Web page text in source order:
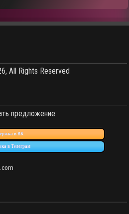
All Rights Reserved
предложение:
в ВК
в Телеграм